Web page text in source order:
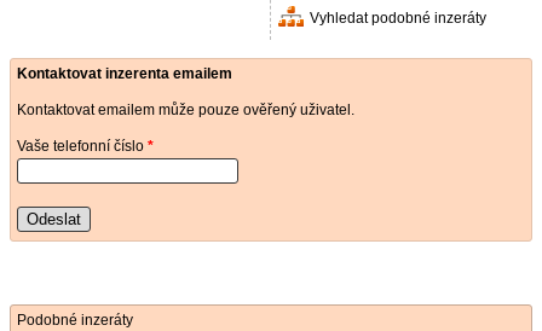
Vyhledat podobné inzeráty
Kontaktovat inzerenta emailem
Kontaktovat emailem může pouze ověřený uživatel.
Vaše telefonní číslo *
Odeslat
Podobné inzeráty